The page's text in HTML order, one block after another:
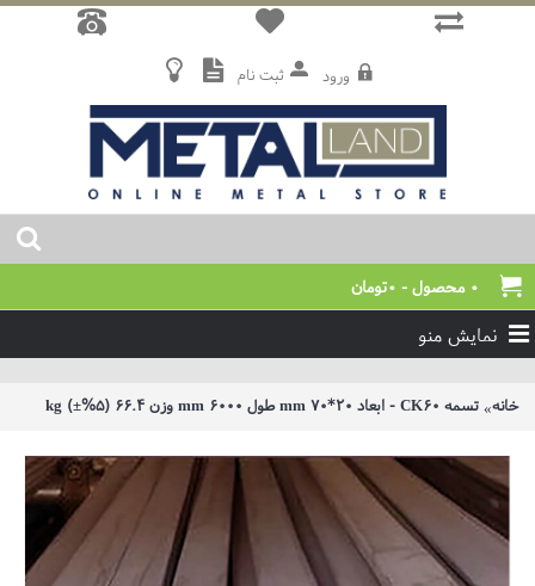
ثبت نام ورود
0 محصول - 0تومان
نمایش منو
خانه تسمه CK60 - ابعاد 20*70 mm طول 6000 mm وزن 66.4 (5%±) kg